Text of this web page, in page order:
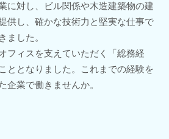
に対し、ビル関係や木造建築物の建
供し、確かな技術力と堅実な仕事で
ました。
フィスを支えていただく「総務経
ととなりました。これまでの経験を
企業で働きませんか。